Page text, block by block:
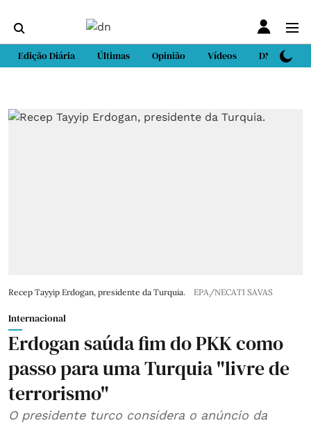
Edição Diária Últimas Opinião Vídeos DN Sport
Recep Tayyip Erdogan, presidente da Turquia. EPA/NECATI SAVAS
Internacional
Erdogan saúda fim do PKK como
passo para uma Turquia "livre de
terrorismo"
O presidente turco considera o anúncio da